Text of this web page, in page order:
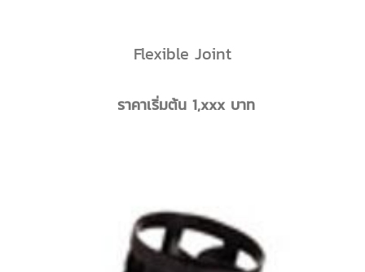
Flexible Joint
ราคาเริ่มต้น 1,xxx บาท